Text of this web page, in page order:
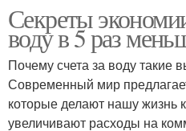
Секреты
воду в 5 раз
Почему счета за воду такие
Современный мир
которые делают нашу жизнь
увеличивают расходы на